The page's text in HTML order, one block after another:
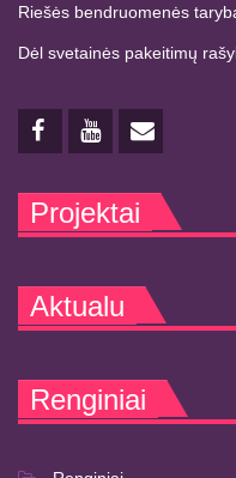
Riešės bendruomenės
Dėl svetainės pakeitimų
Projektai
Aktualu
Renginiai